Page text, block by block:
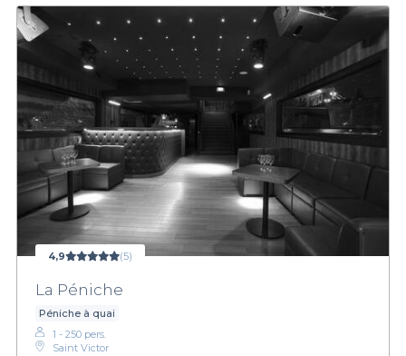
4,9 (5)
La Péniche
Péniche à quai
1 - 250 pers.
Saint Victor